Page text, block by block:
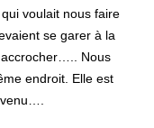
voulait nous faire
se garer à la
accrocher….. Nous
endroit. Elle est